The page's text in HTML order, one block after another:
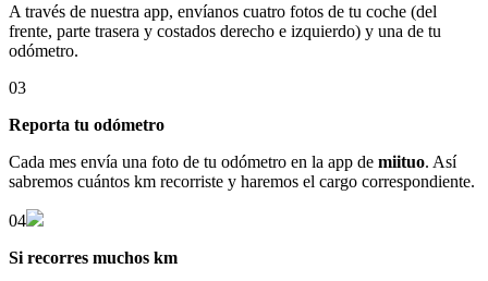
A través de nuestra app, envíanos cuatro fotos de tu coche (del
frente, parte trasera y costados derecho e izquierdo) y una de tu
odómetro.
03
Reporta tu odómetro
Cada mes envía una foto de tu odómetro en la app de miituo. Así
sabremos cuántos km recorriste y haremos el cargo correspondiente.
04
Si recorres muchos km